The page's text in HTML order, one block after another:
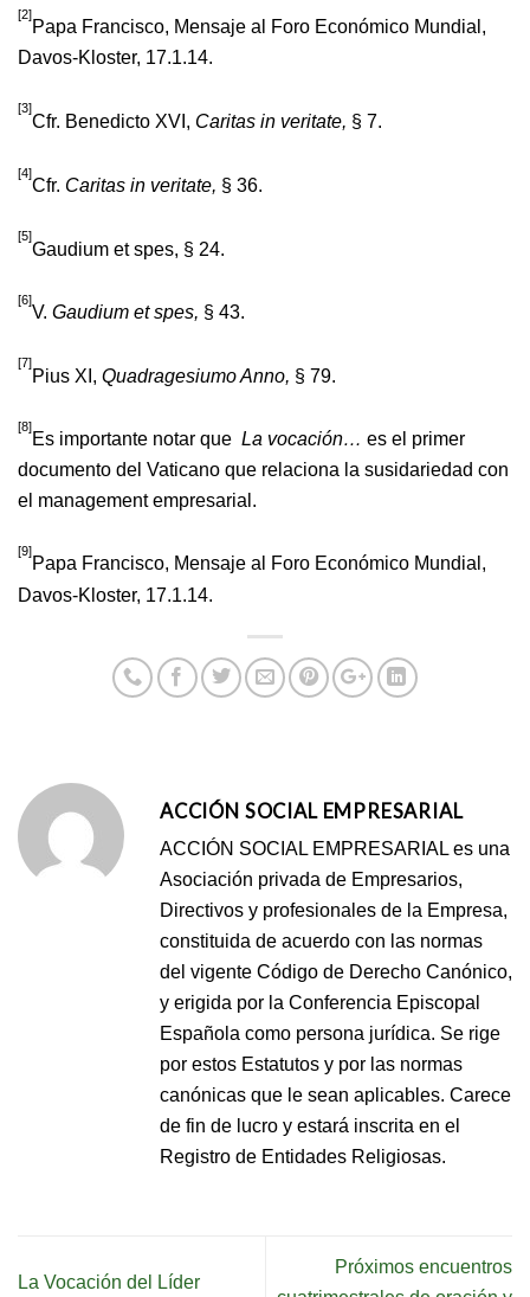
[2]
Papa Francisco, Mensaje al Foro Económico Mundial,
Davos-Kloster, 17.1.14.
[3]
Cfr. Benedicto XVI, Caritas in veritate, § 7.
[4]
Cfr. Caritas in veritate, § 36.
[5]
Gaudium et spes, § 24.
[6]
V. Gaudium et spes, § 43.
[7]
Pius XI, Quadragesiumo Anno, § 79.
[8]
Es importante notar que La vocación… es el primer
documento del Vaticano que relaciona la susidariedad con
el management empresarial.
[9]
Papa Francisco, Mensaje al Foro Económico Mundial,
Davos-Kloster, 17.1.14.
ACCIÓN SOCIAL EMPRESARIAL
ACCIÓN SOCIAL EMPRESARIAL es una
Asociación privada de Empresarios,
Directivos y profesionales de la Empresa,
constituida de acuerdo con las normas
del vigente Código de Derecho Canónico,
y erigida por la Conferencia Episcopal
Española como persona jurídica. Se rige
por estos Estatutos y por las normas
canónicas que le sean aplicables. Carece
de fin de lucro y estará inscrita en el
Registro de Entidades Religiosas.
La Vocación del Líder
Próximos encuentros